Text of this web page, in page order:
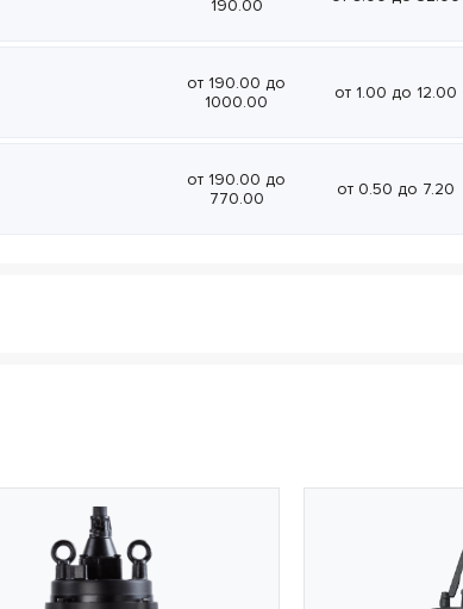
190.00
от 190.00 до
1000.00
от 1.00 до 12.00
от 190.00 до
770.00
от 0.50 до 7.20